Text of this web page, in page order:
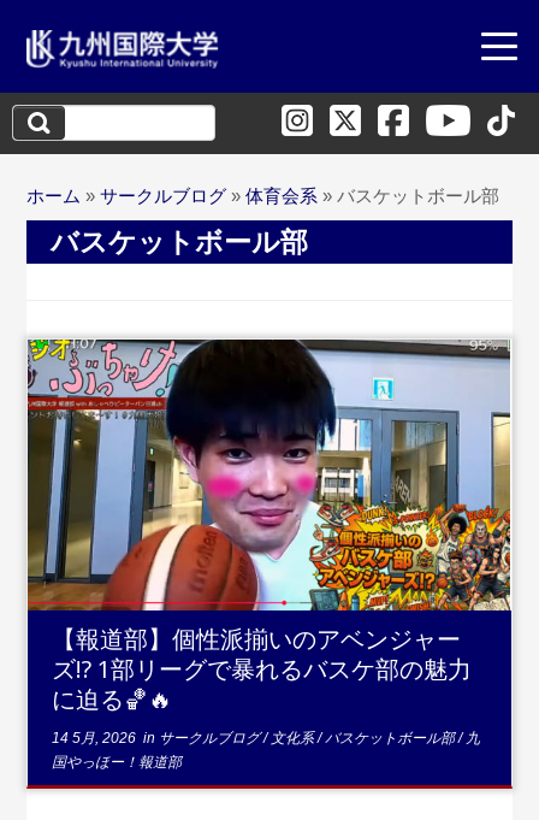
検
索:
ホーム » サークルブログ » 体育会系 » バスケットボール部
バスケットボール部
...続きを読む
【報道部】個性派揃いのアベンジャー
ズ!? 1部リーグで暴れるバスケ部の魅力
に迫る🏀🔥
14 5月, 2026 in サークルブログ/ 文化系/バスケットボール部/九
国やっほー！報道部